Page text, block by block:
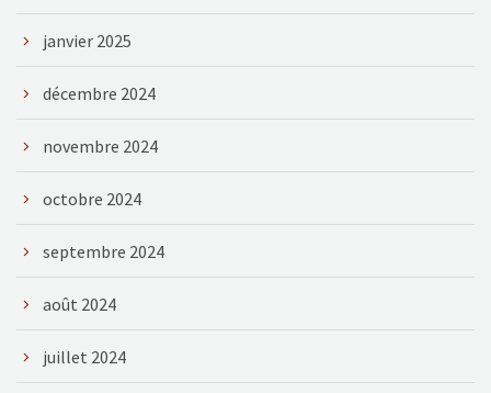
janvier 2025
décembre 2024
novembre 2024
octobre 2024
septembre 2024
août 2024
juillet 2024